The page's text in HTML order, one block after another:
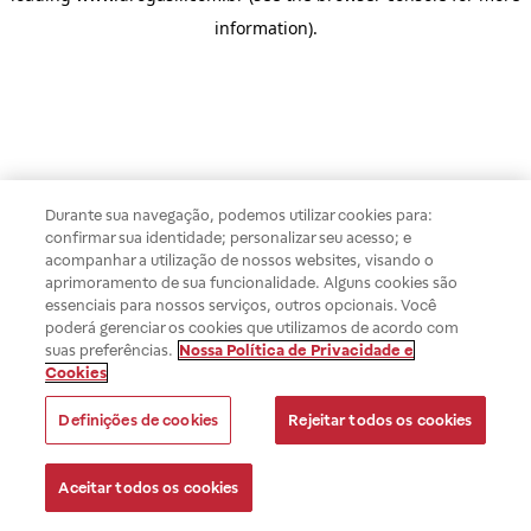
information).
Durante sua navegação, podemos utilizar cookies para:
confirmar sua identidade; personalizar seu acesso; e
acompanhar a utilização de nossos websites, visando o
aprimoramento de sua funcionalidade. Alguns cookies são
essenciais para nossos serviços, outros opcionais. Você
poderá gerenciar os cookies que utilizamos de acordo com
suas preferências. Nossa Política de Privacidade e
Cookies
Definições de cookies Rejeitar todos os cookies
Aceitar todos os cookies